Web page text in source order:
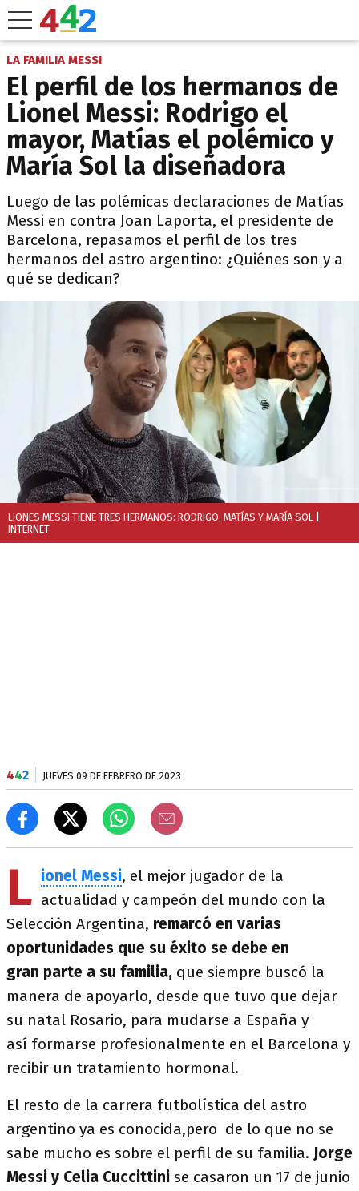
LA FAMILIA MESSI
El perfil de los hermanos de
Lionel Messi: Rodrigo el
mayor, Matías el polémico y
María Sol la diseñadora
Luego de las polémicas declaraciones de Matías
Messi en contra Joan Laporta, el presidente de
Barcelona, repasamos el perfil de los tres
hermanos del astro argentino: ¿Quiénes son y a
qué se dedican?
LIONES MESSI TIENE TRES HERMANOS: RODRIGO, MATÍAS Y MARÍA SOL
INTERNET
442 JUEVES 09 DE FEBRERO DE 2023
L ionel Messi, el mejor jugador de la
actualidad y campeón del mundo con la
Selección Argentina, remarcó en varias
oportunidades que su éxito se debe en
gran parte a su familia, que siempre buscó la
manera de apoyarlo, desde que tuvo que dejar
su natal Rosario, para mudarse a España y
así formarse profesionalmente en el Barcelona y
recibir un tratamiento hormonal.
El resto de la carrera futbolística del astro
argentino ya es conocida,pero de lo que no se
sabe mucho es sobre el perfil de su familia. Jorge
Messi y Celia Cuccittini se casaron un 17 de junio